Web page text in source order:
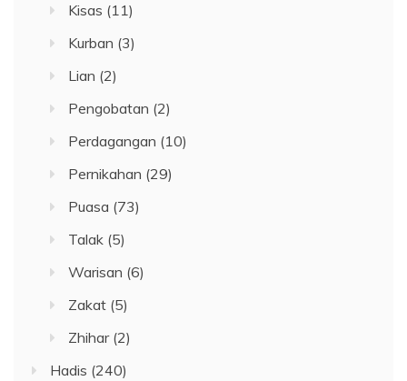
Kisas (11)
Kurban (3)
Lian (2)
Pengobatan (2)
Perdagangan (10)
Pernikahan (29)
Puasa (73)
Talak (5)
Warisan (6)
Zakat (5)
Zhihar(2)
Hadis (240)